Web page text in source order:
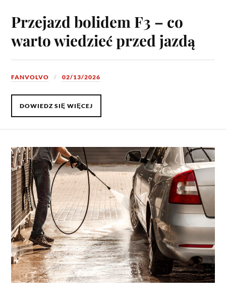
Przejazd bolidem F3 – co
warto wiedzieć przed jazdą
FANVOLVO 02/13/2026
DOWIEDZ SIĘ WIĘCEJ